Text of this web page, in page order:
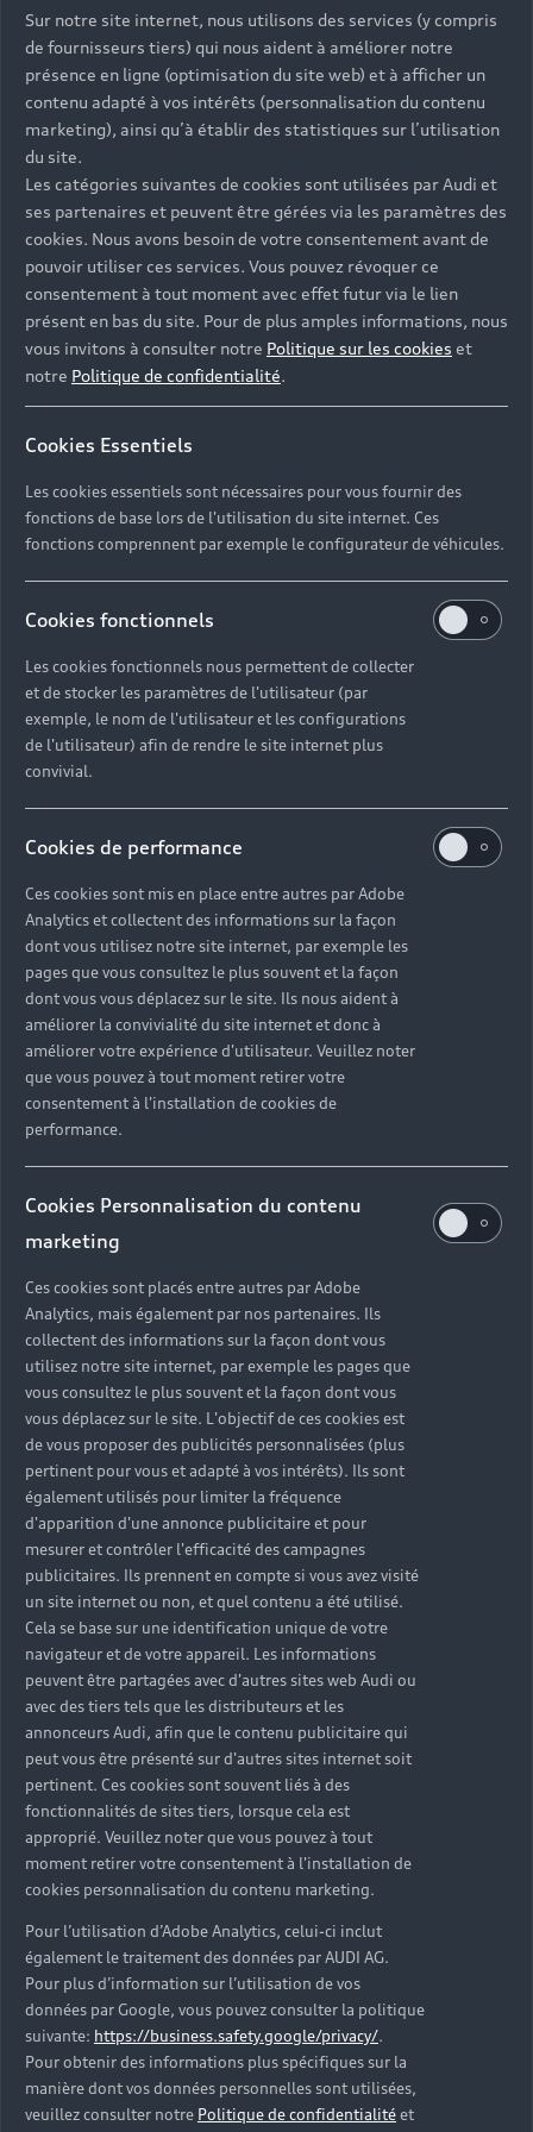
L'intervalle d'entretien
recommandé
Le calendrier d'entretien constructeur
prévoit une révision pouvant aller
jusqu'à 30 000km ou 2 ans, selon
premier terme échu, pour l'ensemble
de la gamme Q3 (TFSI, TDI, e-hybrid,
Sportback). Une révision
intermédiaire peut être proposée par
votre Partenaire Audi selon votre
kilométrage annuel et votre usage.
Selon les motorisations et l'année,
des révisions intermédiaires (révision
des 15 000 km par exemple) ou des
000 km) peuvent être préconisés.
Adapter
votre
Un usage
courts
justifient
Votre
programme
de conduite
les
réalisées et
préconisées
Que comprend la révision
de votre Audi Q3 ?
Partenaire Audi Service réunit des points de
et un diagnostic électronique complet. Toutes les
opérations sont consignées dans votre carnet
d'entretien et utilisent des Pièces d'Origine
Audi®.
Vidange moteur et
remplacement des filtres
La vidange moteur et la vidange de l'huile moteur
sont au cœur de la révision, accompagnées du
remplacement du filtre à huile, du filtre à air, du
filtre à carburant (sur certaines motorisations) et
du joint de vidange. Les bougies d'allumage et les
niveaux d'huile sont contrôlés systématiquement.
La mise à niveau des fluides inclut le liquide de
frein et le liquide de refroidissement.
Contrôle des organes de
sécurité et de freinage
Le contrôle visuel et technique couvre les
plaquettes de frein, les disques, le système de
freinage, les pneus (contrôle des pneus et de la
pression), le système de suspension et la
géométrie. Les gicleurs de lave-glace sont
vérifiés. La mise à niveau des fluides est
complétée par un contrôle de l'usure des
consommables et l'inspection des organes de
sécurité. Toutes les interventions sont chiffrées
en amont via un devis d'entretien transparent.
Diagnostic électronique des
spécificités de votre Audi Q3
Le diagnostic électronique (notamment via l'outil
propriétaire Audi VAS 6150) contrôle l'injection,
surveille la chaîne ou la courroie de distribution
Sur notre site internet, nous utilisons des services (y compris
de fournisseurs tiers) qui nous aident à améliorer notre
présence en ligne (optimisation du site web) et à afficher un
contenu adapté à vos intérêts (personnalisation du contenu
marketing), ainsi qu’à établir des statistiques sur l’utilisation
du site.
Les catégories suivantes de cookies sont utilisées par Audi et
ses partenaires et peuvent être gérées via les paramètres des
cookies. Nous avons besoin de votre consentement avant de
pouvoir utiliser ces services. Vous pouvez révoquer ce
consentement à tout moment avec effet futur via le lien
présent en bas du site. Pour de plus amples informations, nous
vous invitons à consulter notre Politique sur les cookies et
notre Politique de confidentialité.
Cookies Essentiels
Les cookies essentiels sont nécessaires pour vous fournir des
fonctions de base lors de l'utilisation du site internet. Ces
fonctions comprennent par exemple le configurateur de véhicules.
Cookies fonctionnels
Les cookies fonctionnels nous permettent de collecter
et de stocker les paramètres de l'utilisateur (par
exemple, le nom de l'utilisateur et les configurations
de l'utilisateur) afin de rendre le site internet plus
convivial.
Cookies de performance
Ces cookies sont mis en place entre autres par Adobe
Analytics et collectent des informations sur la façon
dont vous utilisez notre site internet, par exemple les
pages que vous consultez le plus souvent et la façon
dont vous vous déplacez sur le site. Ils nous aident à
améliorer la convivialité du site internet et donc à
améliorer votre expérience d'utilisateur. Veuillez noter
que vous pouvez à tout moment retirer votre
consentement à l'installation de cookies de
performance.
Cookies Personnalisation du contenu
marketing
Ces cookies sont placés entre autres par Adobe
Analytics, mais également par nos partenaires. Ils
collectent des informations sur la façon dont vous
utilisez notre site internet, par exemple les pages que
vous consultez le plus souvent et la façon dont vous
vous déplacez sur le site. L'objectif de ces cookies est
de vous proposer des publicités personnalisées (plus
pertinent pour vous et adapté à vos intérêts). Ils sont
également utilisés pour limiter la fréquence
d'apparition d'une annonce publicitaire et pour
mesurer et contrôler l'efficacité des campagnes
publicitaires. Ils prennent en compte si vous avez visité
un site internet ou non, et quel contenu a été utilisé.
Cela se base sur une identification unique de votre
navigateur et de votre appareil. Les informations
peuvent être partagées avec d'autres sites web Audi ou
avec des tiers tels que les distributeurs et les
annonceurs Audi, afin que le contenu publicitaire qui
peut vous être présenté sur d'autres sites internet soit
pertinent. Ces cookies sont souvent liés à des
fonctionnalités de sites tiers, lorsque cela est
approprié. Veuillez noter que vous pouvez à tout
moment retirer votre consentement à l'installation de
cookies personnalisation du contenu marketing.
Pour l’utilisation d’Adobe Analytics, celui-ci inclut
également le traitement des données par AUDI AG.
Pour plus d’information sur l’utilisation de vos
données par Google, vous pouvez consulter la politique
suivante: https://business.safety.google/privacy/.
Pour obtenir des informations plus spécifiques sur la
manière dont vos données personnelles sont utilisées,
veuillez consulter notre Politique de confidentialitéet